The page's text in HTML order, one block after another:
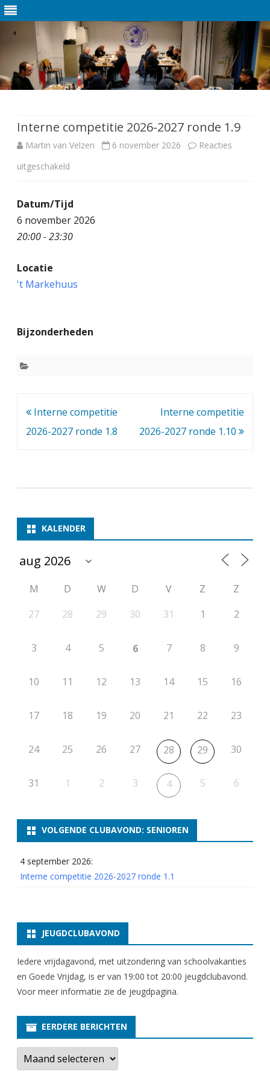
de
inhoud
Interne competitie 2026-2027 ronde 1.9
Martin van Velzen 6 november 2026
Reacties
uitgeschakeld
o
r
o
i
i
e
2
2
2
o
n
d
.
9
Datum/Tijd
6 november 2026
20:00 - 23:30
Locatie
't Markehuus
Bijzonderheden
Bericht
navigatie
Interne competitie
2026-2027 ronde 1.8
Interne competitie
2026-2027 ronde 1.10
KALENDER
M D W D V Z
Z
27
28 29 30 31 1 2
3 4 5 6 7 8 9
10 11 12 13 14 15 16
17 18 19 20 21 22 23
24 25 26 27 28 29 30
31 1 2 3 4 5 6
VOLGENDE CLUBAVOND: SENIOREN
4 september 2026:
Interne competitie 2026-2027 ronde 1.1
JEUGDCLUBAVOND
Iedere vrijdagavond, met uitzondering van schoolvakanties
en Goede Vrijdag, is er van 19:00 tot 20:00 jeugdclubavond.
Voor meer informatie zie de jeugdpagina.
EERDERE BERICHTEN
E
r